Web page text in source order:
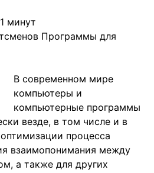
1 минут
Программы для
В современном мире
компьютеры и
компьютерные программы
везде, в том числе и в
процесса
взаимопонимания между
а также для других